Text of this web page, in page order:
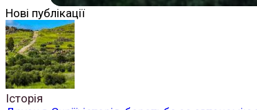
Нові публікації
Історія